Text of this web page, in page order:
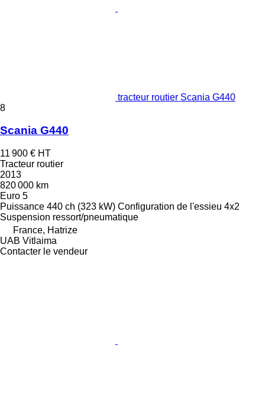
tracteur routier Scania G440
8
Scania G440
11 900 € HT
Tracteur routier
2013
820 000 km
Euro 5
Puissance 440 ch (323 kW) Configuration de l'essieu 4x2
Suspension ressort/pneumatique
France, Hatrize
UAB Vitlaima
Contacter le vendeur